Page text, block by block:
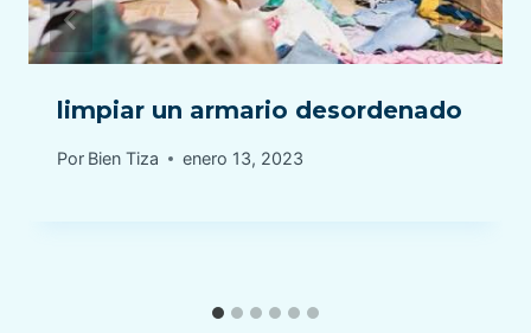
limpiar un armario desordenado
Por Bien Tiza enero 13, 2023